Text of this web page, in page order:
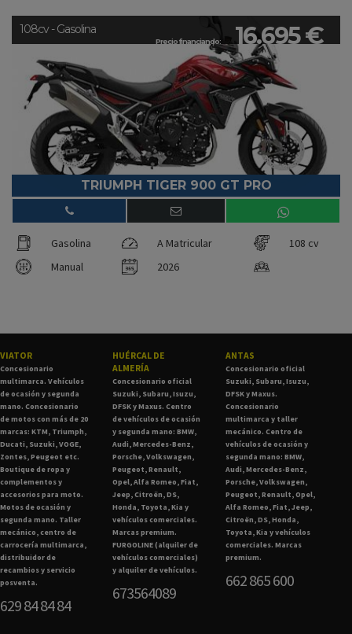
Precio financiando: 16.695 €
108cv - Gasolina
TRIUMPH TIGER 900 GT PRO
Gasolina A Matricular
108 cv
Manual
2026
VIATOR
Concesionario
multimarca. Vehículos
de ocasión y segunda
mano. Concesionario
de motos con más de 20
marcas: KTM, Triumph,
Ducati, Suzuki, VOGE,
Zontes, Peugeot etc.
Boutique de ropa y
complementos y
accesorios para moto.
Motos de ocasión y
segunda mano. Taller
mecánico, centro de
carrocería multimarca,
distribuidor de
recambios y servicio
posventa.
629 84 84 84
HUÉRCAL DE
ALMERÍA
Concesionario oficial
Suzuki, Subaru, Isuzu,
DFSK y Maxus. Centro
de vehículos de ocasión
y segunda mano: BMW,
Audi, Mercedes-Benz,
Porsche, Volkswagen,
Peugeot, Renault,
Opel, Alfa Romeo, Fiat,
Jeep, Citroën, DS,
Honda, Toyota, Kia y
vehículos comerciales.
Marcas premium.
FURGOLINE (alquiler de
vehículos comerciales)
y alquiler de vehículos.
673564089
ANTAS
Concesionario oficial
Suzuki, Subaru, Isuzu,
DFSK y Maxus.
Concesionario
multimarca y taller
mecánico. Centro de
vehículos de ocasión y
segunda mano: BMW,
Audi, Mercedes-Benz,
Porsche, Volkswagen,
Peugeot, Renault, Opel,
Alfa Romeo, Fiat, Jeep,
Citroën, DS, Honda,
Toyota, Kia y vehículos
comerciales. Marcas
premium.
662 865 600